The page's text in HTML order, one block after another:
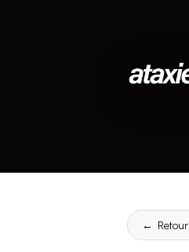
← Retour